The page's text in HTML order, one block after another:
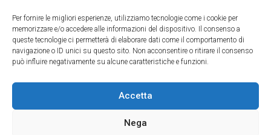
Per fornire le migliori esperienze, utilizziamo tecnologie come i cookie per
memorizzare e/o accedere alle informazioni del dispositivo. Il consenso a
queste tecnologie ci permetterà di elaborare dati come il comportamento di
navigazione o ID unici su questo sito. Non acconsentire o ritirare il consenso
può influire negativamente su alcune caratteristiche e funzioni.
Accetta
Nega
Category:Tende Da Sole Gessate
Tende Da Sole Gessate
Category:Tende Da Sole Gorgonzola
Category:Tende Da Sole Ornago
Tende Da Sole Ornago
Tende Da Sole Trezzo Sull’adda